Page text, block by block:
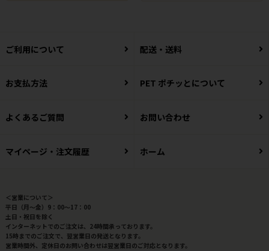
ご利用について 配送・送料
お支払方法 PET ポチッとについて
よくあるご質問 お問い合わせ
マイページ・注文履歴 ホーム
＜営業について＞
平日（月～金）9：00～17：00
土日・祝日を除く
インターネットでのご注文は、24時間承っております。
15時までのご注文で、翌営業日の発送となります。
営業時間外、定休日のお問い合わせは翌営業日のご対応となります。